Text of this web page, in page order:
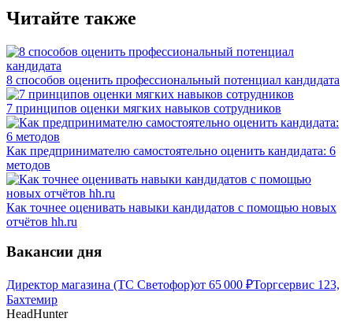
Читайте также
8 способов оценить профессиональный потенциал кандидата
7 принципов оценки мягких навыков сотрудников
Как предпринимателю самостоятельно оценить кандидата: 6
методов
Как точнее оценивать навыки кандидатов с помощью новых
отчётов hh.ru
Вакансии дня
Директор магазина (ТС Светофор)от 65 000 ₽Торгсервис 123,
Бахтемир
HeadHunter